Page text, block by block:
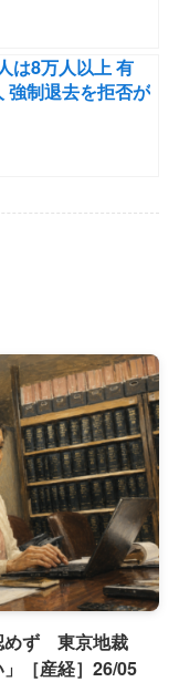
は8万人以上 有
強制退去を拒否が
めず 東京地裁
」［産経］26/05